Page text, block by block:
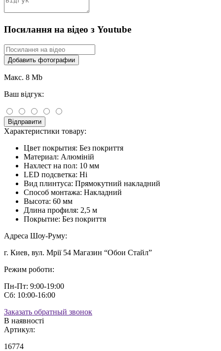
Посилання на відео з Youtube
Добавить фотографии
Макс. 8 Mb
Ваш відгук:
Відправити
Характеристики товару:
Цвет покрытия: Без покриття
Материал: Алюміній
Нахлест на пол: 10 мм
LED подсветка: Ні
Вид плинтуса: Прямокутний накладний
Способ монтажа: Накладний
Высота: 60 мм
Длина профиля: 2,5 м
Покрытие: Без покриття
Адреса Шоу-Руму:
г. Киев, вул. Мрії 54 Магазин “Обои Стайл”
Режим роботи:
Пн-Пт: 9:00-19:00
Сб: 10:00-16:00
Заказать обратный звонок
В наявності
Артикул:
16774